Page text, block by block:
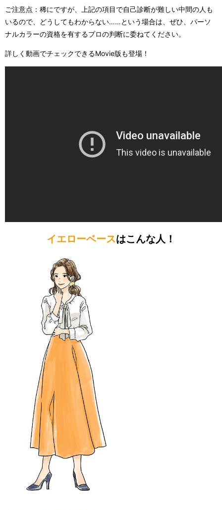
ご注意点：稀にですが、上記の項目で自己診断が難しい中間の人も
いるので、どうしてもわからない……という場合は、ぜひ、パーソ
ナルカラーの資格を有するプロの判断に委ねてください。
詳しく動画でチェックできるMovie版も登場！
イエローベースはこんな人！